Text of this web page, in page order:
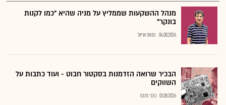
מנהל ההשקעות שממליץ על מניה שהיא "כמו לקנות
בונקר"
04.08.2026 נתנאל אריאל
הבכיר שרואה הזדמנות בסקטור חבוט - ועוד כתבות על
השווקים
01.08.2026 כתבי גלובס